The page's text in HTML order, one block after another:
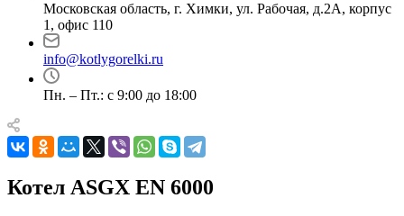
Московская область, г. Химки, ул. Рабочая, д.2А, корпус
1, офис 110
info@kotlygorelki.ru
Пн. – Пт.: с 9:00 до 18:00
Котел ASGX EN 6000